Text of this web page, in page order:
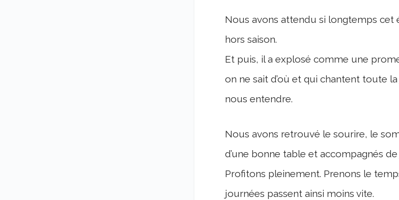
Nous avons attendu si longtemps
hors saison.
Et puis, il a explosé comme une
on ne sait d’où et qui chantent toute
nous entendre.
Nous avons retrouvé le sourire, le
d’une bonne table et accompagnés
Profitons pleinement. Prenons le
journées passent ainsi moins vite.